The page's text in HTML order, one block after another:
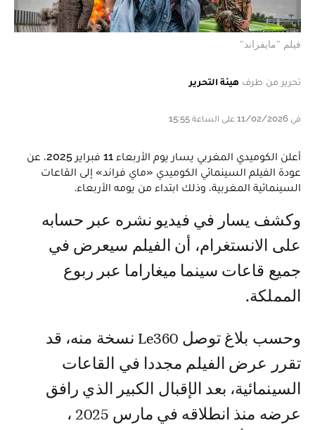
فيلم "مايفراند"
تحرير من طرف هيئة التحرير
في 11/02/2026 على الساعة 15:55
أعلن الكوميدي المغربي يسار يوم الأربعاء 11 فبراير 2025، عن
عودة الفيلم السينمائي الكوميدي «ماي فراند» إلى القاعات
السينمائية المغربية، وذلك ابتداء من يومه الأربعاء.
وكشف يسار في فيديو نشره عبر حسابه
على الانستغرام، أن الفيلم سيعرض في
جميع قاعات سينما ميغاراما عبر ربوع
المملكة.
وحسب بلاغ توصل Le360 نسخة منه، قد
تقرر عرض الفيلم مجددا في القاعات
السينمائية، بعد الإقبال الكبير الذي رافق
عرضه منذ انطلاقه في مارس 2025 ،